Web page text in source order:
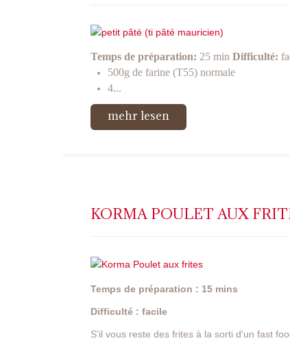
Temps de préparation: 25 min Difficulté:
500g de farine (T55) normale
4...
mehr lesen
KORMA POULET AUX
Temps de préparation : 15 mins
Difficulté : facile
S'il vous reste des frites à la sorti d'un fast